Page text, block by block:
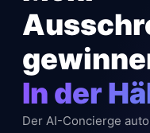
In der
Der AI-Concierge